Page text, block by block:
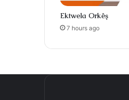
Ektwela Orkêş
7 hours ago